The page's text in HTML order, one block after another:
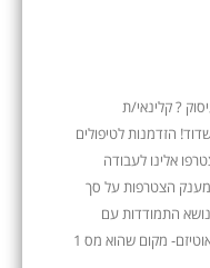
? קלינאי/ת
הזדמנות לטיפולים
אלינו לעבודה
הצטרפות על סך
התמודדות עם
טראומה הדרכות ממדריכים מובילים בתחום האוטיזם- מקום שהוא מס 1